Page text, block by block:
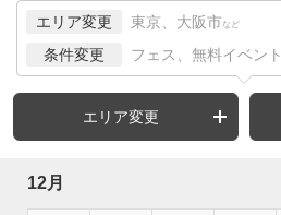
エリア変更 東京、大阪市 など
条件変更 フェス、無料イベント
エリア変更
12月